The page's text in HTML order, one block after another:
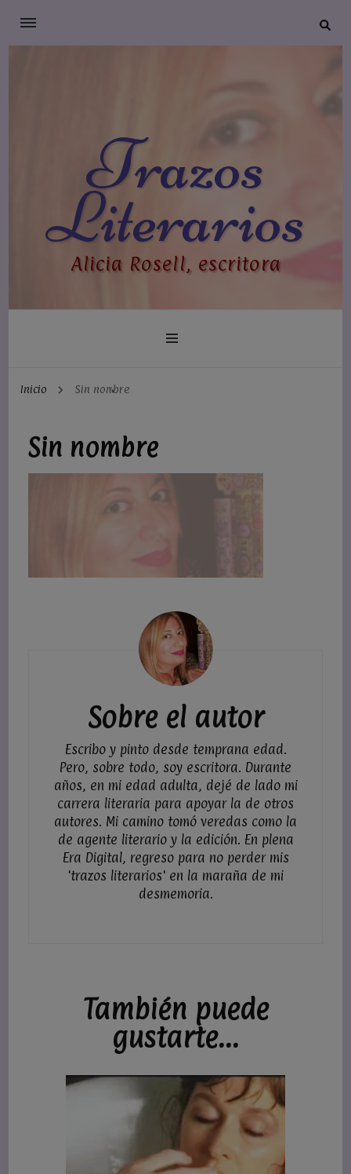
Trazos
Literarios
Alicia Rosell, escritora
Inicio Sin nombre
Sin nombre
Sobre el autor
Escribo y pinto desde temprana edad.
Pero, sobre todo, soy escritora. Durante
años, en mi edad adulta, dejé de lado mi
carrera literaria para apoyar la de otros
autores. Mi camino tomó veredas como la
de agente literario y la edición. En plena
Era Digital, regreso para no perder mis
'trazos literarios' en la maraña de mi
desmemoria.
También puede
gustarte...